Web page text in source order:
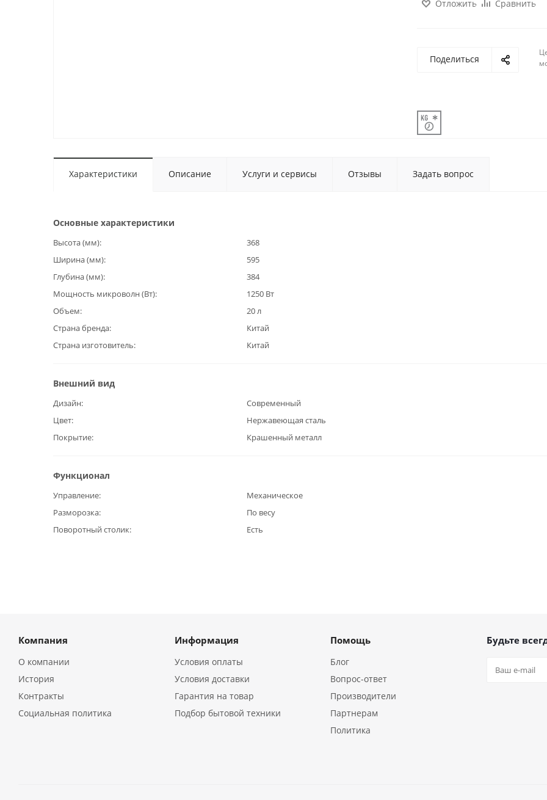
Отложить Сравнить
Поделиться
Характеристики Описание Услуги и сервисы Отзывы Задать вопрос
Основные характеристики
Высота (мм)
368
Ширина (мм)
595
Глубина (мм)
384
Мощность микроволн (Вт)
1250 Вт
Объем
20 л
Страна бренда
Китай
Страна изготовитель
Китай
Внешний вид
Дизайн
Современный
Цвет
Нержавеющая сталь
Покрытие
Крашенный металл
Функционал
Управление
Механическое
Разморозка
По весу
Поворотный столик
Есть
Компания
О компании
История
Контракты
Социальная политика
Информация
Условия оплаты
Условия доставки
Гарантия на товар
Подбор бытовой техники
Помощь
Блог
Вопрос-ответ
Производители
Партнерам
Политика
Будьте